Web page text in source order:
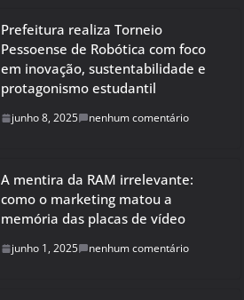
Prefeitura realiza Torneio
Pessoense de Robótica com foco
em inovação, sustentabilidade e
protagonismo estudantil
junho 8, 2025 nenhum comentário
A mentira da RAM irrelevante:
como o marketing matou a
memória das placas de vídeo
junho 1, 2025 nenhum comentário